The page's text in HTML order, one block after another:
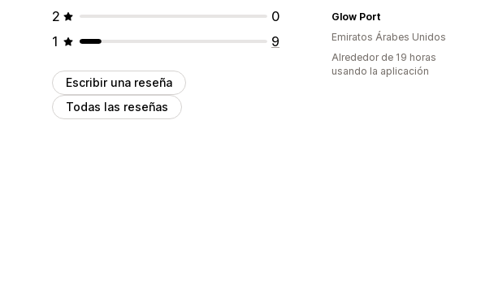
2
0
1
9
Escribir una reseña
Todas las reseñas
Glow Port
Emiratos Árabes Unidos
Alrededor de 19 horas
usando la aplicación